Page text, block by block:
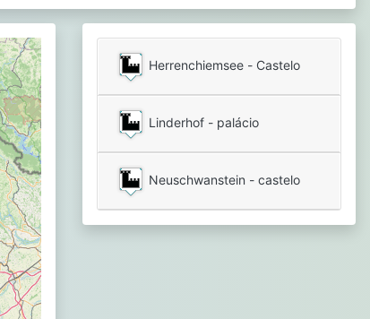
Herrenchiemsee - Castelo
Linderhof - palácio
Neuschwanstein - castelo